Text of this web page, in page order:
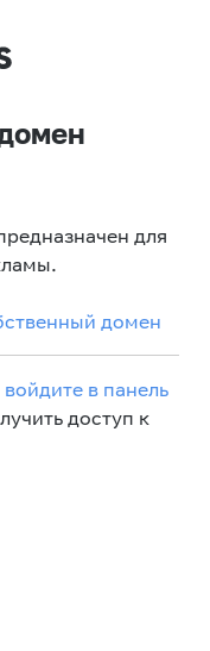
для
домен
войдите в панель
доступ к